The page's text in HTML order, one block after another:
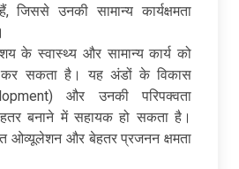
उनकी सामान्य कार्यक्षमता
के स्वास्थ्य और सामान्य कार्य को
कर सकता है। यह अंडों के विकास
और उनकी परिपक्वता
बनाने में सहायक हो सकता है।
ओव्यूलेशन और बेहतर प्रजनन क्षमता